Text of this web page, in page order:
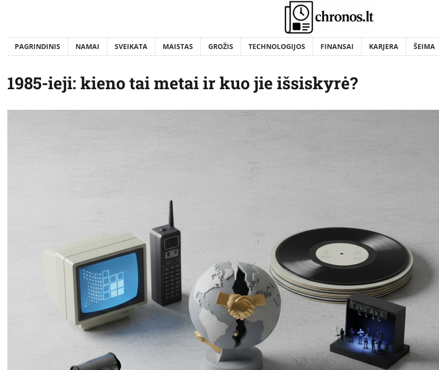
PAGRINDINIS NAMAI SVEIKATA MAISTAS GROŽIS TECHNOLOGIJOS FINANSAI KARJERA ŠEIMA
1985-ieji: kieno tai metai ir kuo jie išsiskyrė?